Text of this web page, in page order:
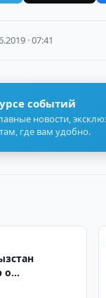
· 07:41
событий
новости,
где вам удобно.
о